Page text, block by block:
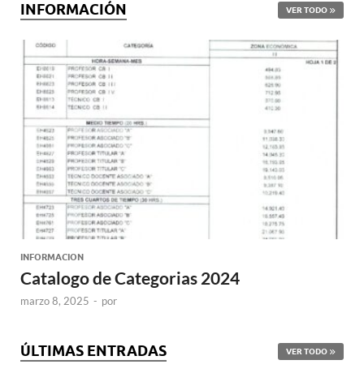
INFORMACIÓN VER TODO
INFORMACION
Catalogo de Categorias 2024
marzo 8, 2025 - por
ÚLTIMAS ENTRADAS VER TODO